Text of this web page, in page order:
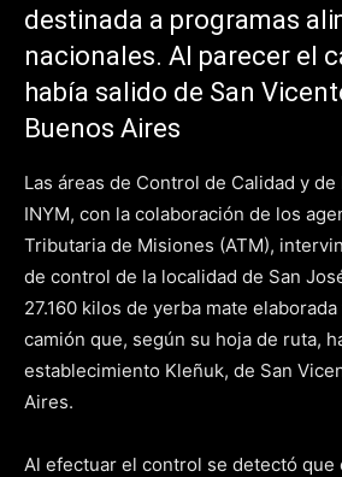
destinada a programas
nacionales. Al parecer el
había salido de San
Buenos Aires
Las áreas de Control de Calidad y
INYM, con la colaboración de los
Tributaria de Misiones (ATM),
de control de la localidad de San
27.160 kilos de yerba mate
camión que, según su hoja de ruta,
establecimiento Kleñuk, de San
Aires.
Al efectuar el control se detectó que